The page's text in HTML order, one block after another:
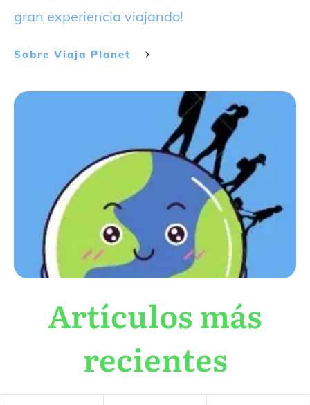
gran experiencia viajando!
Sobre Viaja Planet
Artículos más
recientes